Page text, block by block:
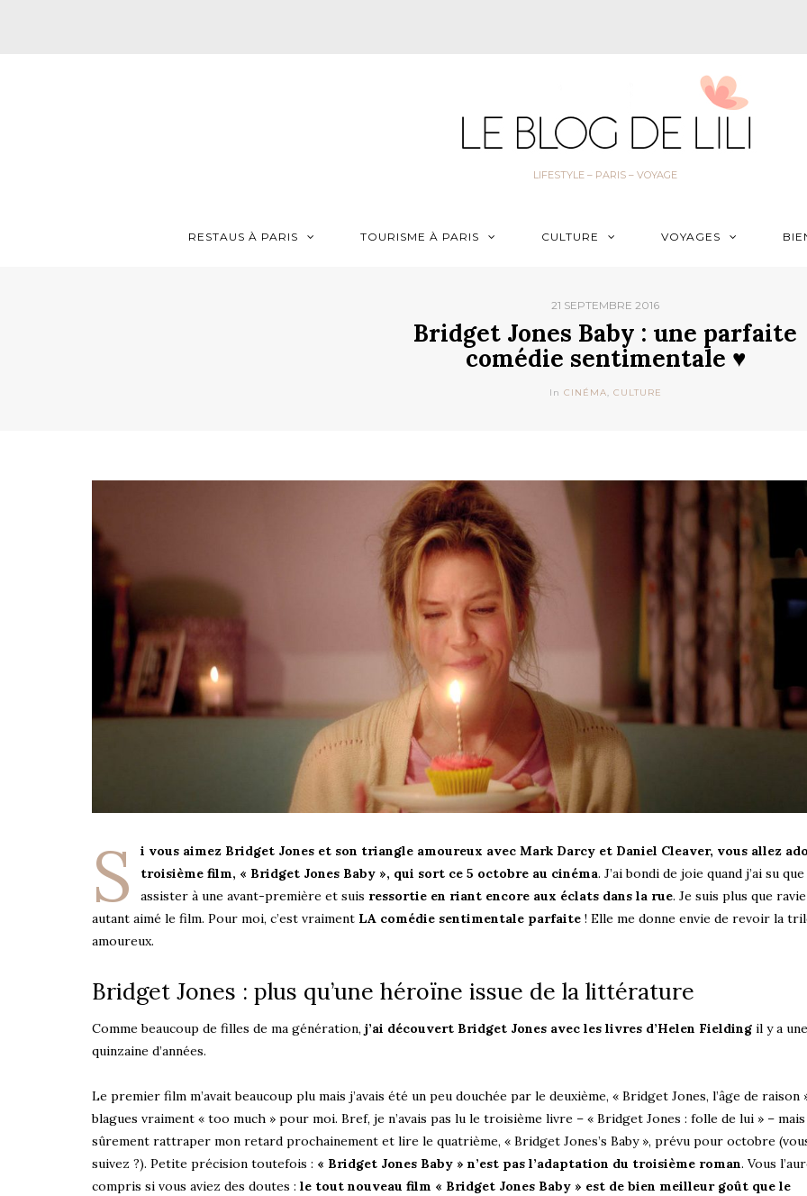
LIFESTYLE – PARIS – VOYAGE
RESTAUS À PARIS TOURISME À PARIS CULTURE VOYAGES
21 SEPTEMBRE 2016
Bridget Jones Baby : une parfaite
comédie sentimentale ♥
In CINÉMA, CULTURE
S
i vous aimez Bridget Jones et son triangle amoureux avec Mark Darcy et Daniel Cleaver, vous allez
troisième film, « Bridget Jones Baby », qui sort ce 5 octobre au cinéma. J’ai bondi de joie quand j’ai su que
assister à une avant-première et suis ressortie en riant encore aux éclats dans la rue. Je suis plus que
autant aimé le film. Pour moi, c’est vraiment LA comédie sentimentale parfaite ! Elle me donne envie de revoir la
amoureux.
Bridget Jones : plus qu’une héroïne issue de la littérature
Comme beaucoup de filles de ma génération, j’ai découvert Bridget Jones avec les livres d’Helen Fielding il y a une
quinzaine d’années.
Le premier film m’avait beaucoup plu mais j’avais été un peu douchée par le deuxième, « Bridget Jones, l’âge de raison
blagues vraiment « too much » pour moi. Bref, je n’avais pas lu le troisième livre – « Bridget Jones : folle de lui » – mais
sûrement rattraper mon retard prochainement et lire le quatrième, « Bridget Jones’s Baby », prévu pour octobre
suivez ?). Petite précision toutefois : « Bridget Jones Baby » n’est pas l’adaptation du troisième roman. Vous
compris si vous aviez des doutes : le tout nouveau film « Bridget Jones Baby » est de bien meilleur goût que le